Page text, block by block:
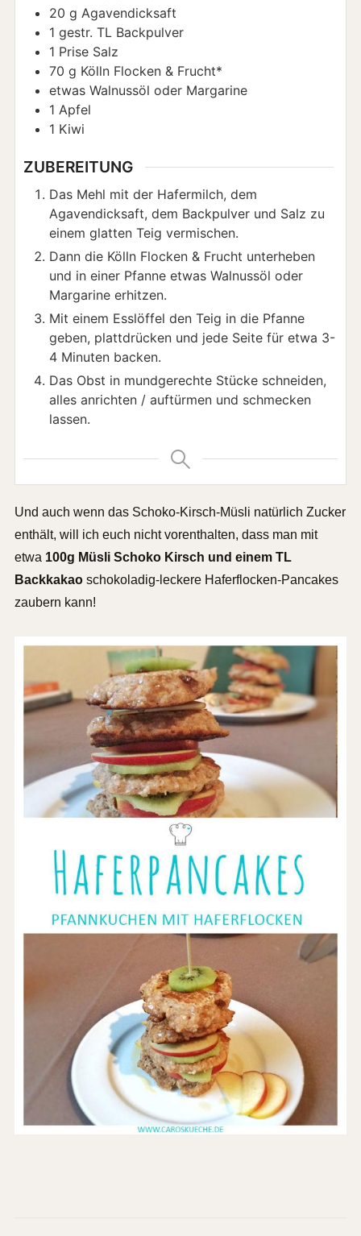
20 g Agavendicksaft
1 gestr. TL Backpulver
1 Prise Salz
70 g Kölln Flocken & Frucht*
etwas Walnussöl oder Margarine
1 Apfel
1 Kiwi
ZUBEREITUNG
Das Mehl mit der Hafermilch, dem
Agavendicksaft, dem Backpulver und Salz zu
einem glatten Teig vermischen.
Dann die Kölln Flocken & Frucht unterheben
und in einer Pfanne etwas Walnussöl oder
Margarine erhitzen.
Mit einem Esslöffel den Teig in die Pfanne
geben, plattdrücken und jede Seite für etwa 3-
4 Minuten backen.
Das Obst in mundgerechte Stücke schneiden,
alles anrichten / auftürmen und schmecken
lassen.
Und auch wenn das Schoko-Kirsch-Müsli natürlich Zucker
enthält, will ich euch nicht vorenthalten, dass man mit
etwa 100g Müsli Schoko Kirsch und einem TL
Backkakaoschokoladig-leckere Haferflocken-Pancakes
zaubern kann!